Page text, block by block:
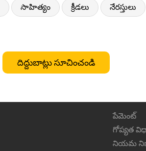
సాహిత్యం క్రీడలు నేరస్తులు
దిద్దుబాట్లు సూచించండి
పేమెంట్
గోప్యత
నియమ